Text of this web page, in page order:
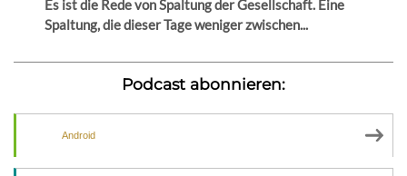
Es ist die Rede von Spaltung der Gesellschaft. Eine
Spaltung, die dieser Tage weniger zwischen...
Podcast abonnieren:
Android